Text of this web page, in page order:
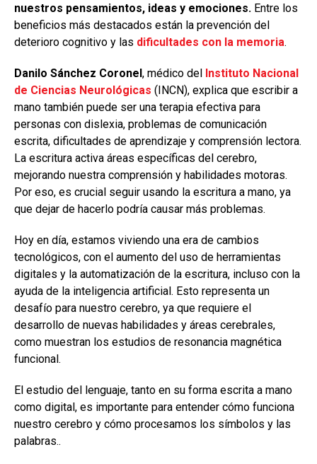
nuestros pensamientos, ideas y emociones. Entre los
beneficios más destacados están la prevención del
deterioro cognitivo y las dificultades con la memoria.
Danilo Sánchez Coronel, médico del Instituto Nacional
de Ciencias Neurológicas (INCN), explica que escribir a
mano también puede ser una terapia efectiva para
personas con dislexia, problemas de comunicación
escrita, dificultades de aprendizaje y comprensión lectora.
La escritura activa áreas específicas del cerebro,
mejorando nuestra comprensión y habilidades motoras.
Por eso, es crucial seguir usando la escritura a mano, ya
que dejar de hacerlo podría causar más problemas.
Hoy en día, estamos viviendo una era de cambios
tecnológicos, con el aumento del uso de herramientas
digitales y la automatización de la escritura, incluso con la
ayuda de la inteligencia artificial. Esto representa un
desafío para nuestro cerebro, ya que requiere el
desarrollo de nuevas habilidades y áreas cerebrales,
como muestran los estudios de resonancia magnética
funcional.
El estudio del lenguaje, tanto en su forma escrita a mano
como digital, es importante para entender cómo funciona
nuestro cerebro y cómo procesamos los símbolos y las
palabras..